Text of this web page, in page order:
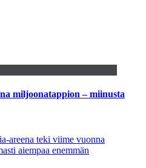
miljoonatappion – miinusta
areena teki viime vuonna
aiempaa enemmän